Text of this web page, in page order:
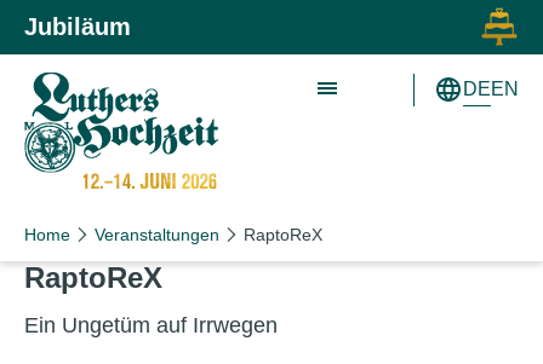
Zum Inhalt springen
Zur Hauptnavigation springen
Jubiläum
DEEN
Home Veranstaltungen RaptoReX
RaptoReX
Ein Ungetüm auf Irrwegen